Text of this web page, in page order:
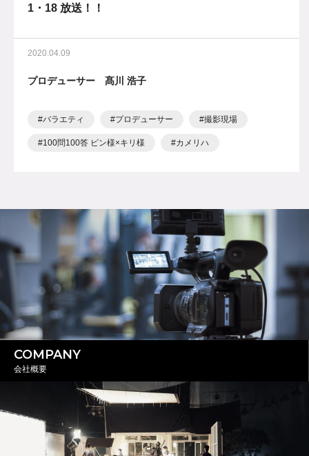
1・18 放送！！
2020.04.09
プロデューサー 髙川 浩子
バラエティ プロデューサー 撮影現場
100問100答 ピン様×キリ様 カメリハ
COMPANY
会社概要